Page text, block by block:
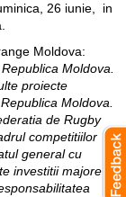
26 iunie, in
Moldova:
Moldova.
proiecte
Moldova.
de Rugby
competitiilor
general cu
investitii majore